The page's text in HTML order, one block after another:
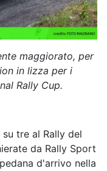
maggiorato, per
in lizza per i
Rally Cup.
su tre al Rally del
da Rally Sport
d'arrivo nella